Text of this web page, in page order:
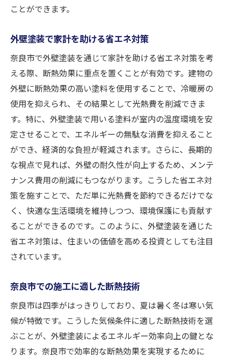
ことができます。
外壁塗装で家計を助ける省エネ対策
奈良市で外壁塗装を通じて家計を助ける省エネ対策を考
える際、断熱効果に重点を置くことが有効です。建物の
外壁に断熱効果の高い塗料を使用することで、冷暖房の
使用を抑えられ、その結果として光熱費を削減できま
す。特に、外壁塗装で用いる塗料が室内の温度環境を安
定させることで、エネルギーの無駄な消費を抑えること
ができ、経済的な負担が軽減されます。さらに、長期的
な視点で見れば、外壁の耐久性が向上するため、メンテ
ナンス費用の削減にもつながります。こうした省エネ対
策を施すことで、ただ単に光熱費を節約できるだけでな
く、快適な生活環境を維持しつつ、環境保護にも貢献す
ることができるのです。このように、外壁塗装を通じた
省エネ対策は、住まいの価値を高める投資としても注目
されています。
奈良市での施工に適した断熱技術
奈良市は四季がはっきりしており、夏は暑く冬は寒い気
候が特徴です。こうした気候条件に適した断熱技術を選
ぶことが、外壁塗装によるエネルギー効率向上の鍵とな
ります。奈良市で効率的な断熱効果を実現するために